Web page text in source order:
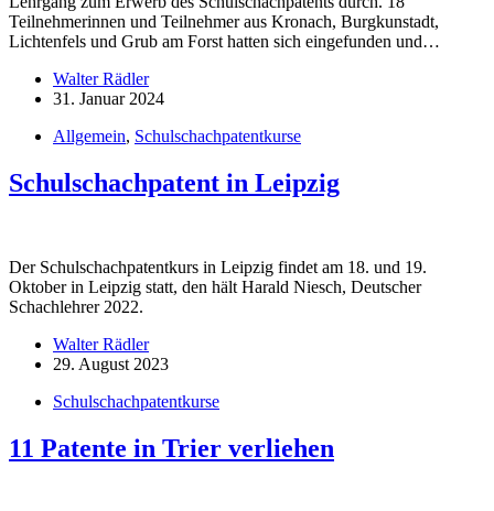
Teilnehmerinnen und Teilnehmer aus Kronach, Burgkunstadt,
Lichtenfels und Grub am Forst hatten sich eingefunden und…
Walter Rädler
31. Januar 2024
Allgemein, Schulschachpatentkurse
Schulschachpatent in Leipzig
Der Schulschachpatentkurs in Leipzig findet am 18. und 19.
Oktober in Leipzig statt, den hält Harald Niesch, Deutscher
Schachlehrer 2022.
Walter Rädler
29. August 2023
Schulschachpatentkurse
11 Patente in Trier verliehen